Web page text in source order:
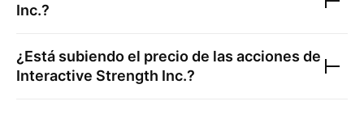
Inc.?
¿Está subiendo el precio de las acciones de
Interactive Strength Inc.?